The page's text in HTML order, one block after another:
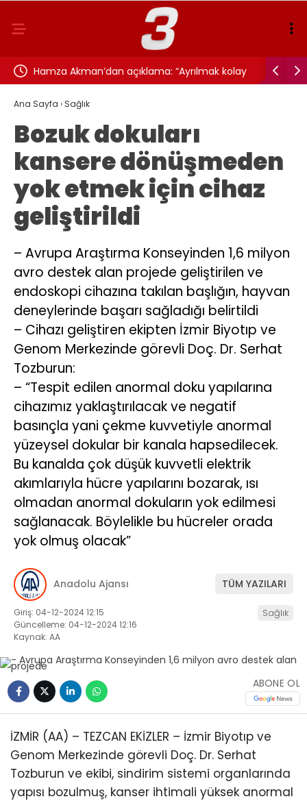
Hamza Akman’dan açıklama: “Ayrılmak kolay
olmadı”
Ebrar
Ana Sayfa › Sağlık
Bozuk dokuları
kansere dönüşmeden
yok etmek için cihaz
geliştirildi
– Avrupa Araştırma Konseyinden 1,6 milyon
avro destek alan projede geliştirilen ve
endoskopi cihazına takılan başlığın, hayvan
deneylerinde başarı sağladığı belirtildi
– Cihazı geliştiren ekipten İzmir Biyotıp ve
Genom Merkezinde görevli Doç. Dr. Serhat
Tozburun:
– “Tespit edilen anormal doku yapılarına
cihazımız yaklaştırılacak ve negatif
basınçla yani çekme kuvvetiyle anormal
yüzeysel dokular bir kanala hapsedilecek.
Bu kanalda çok düşük kuvvetli elektrik
akımlarıyla hücre yapılarını bozarak, ısı
olmadan anormal dokuların yok edilmesi
sağlanacak. Böylelikle bu hücreler orada
yok olmuş olacak”
Anadolu Ajansı TÜM YAZILARI
Giriş: 04-12-2024 12:15
Güncelleme: 04-12-2024 12:16
Kaynak: AA
Sağlık
ABONE OL
İZMİR (AA) – TEZCAN EKİZLER – İzmir Biyotıp ve
Genom Merkezinde görevli Doç. Dr. Serhat
Tozburun ve ekibi, sindirim sistemi organlarında
yapısı bozulmuş, kanser ihtimali yüksek anormal